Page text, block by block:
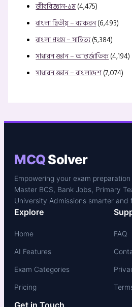
জীববিজ্ঞান-১ম(4,475)
বাংলা দ্বিতীয় – ব্যাকরন(6,493)
বাংলা প্রথম – সাহিত্য(5,384)
সাধারন জ্ঞান – আন্তর্জাতিক(4,194)
সাধারন জ্ঞান – বাংলাদেশ(7,074)
MCQSolver
Empowering your exam
Master BCS, Bank Jobs, Primary
University Admissions smarter and
Explore
Home
AI Features
Exam Categories
Pricing
FAQ